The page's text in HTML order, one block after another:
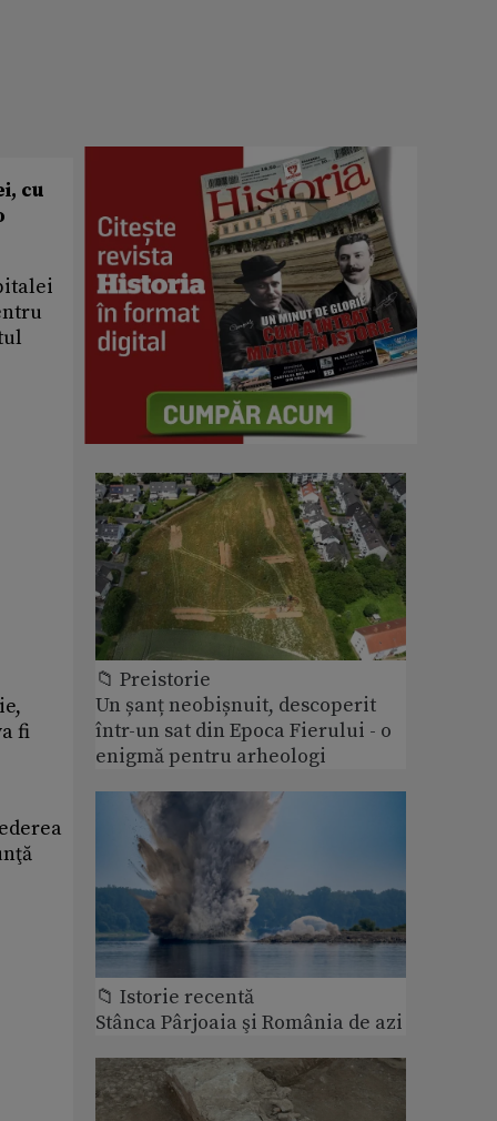
cu
fi
📁 Preistorie
Un șanț neobișnuit, descoperit
într-un sat din Epoca Fierului - o
enigmă pentru arheologi
📁 Istorie recentă
Stânca Pârjoaia şi România de azi